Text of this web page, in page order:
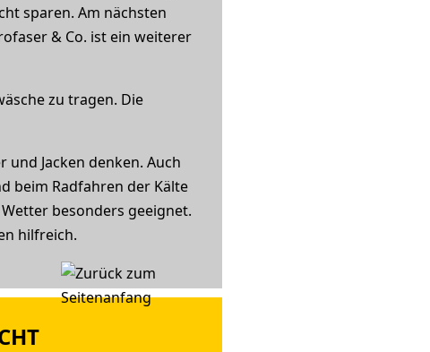
sparen. Am nächsten
& Co. ist ein weiterer
zu tragen. Die
Jacken denken. Auch
beim Radfahren der Kälte
besonders geeignet.
hilfreich.